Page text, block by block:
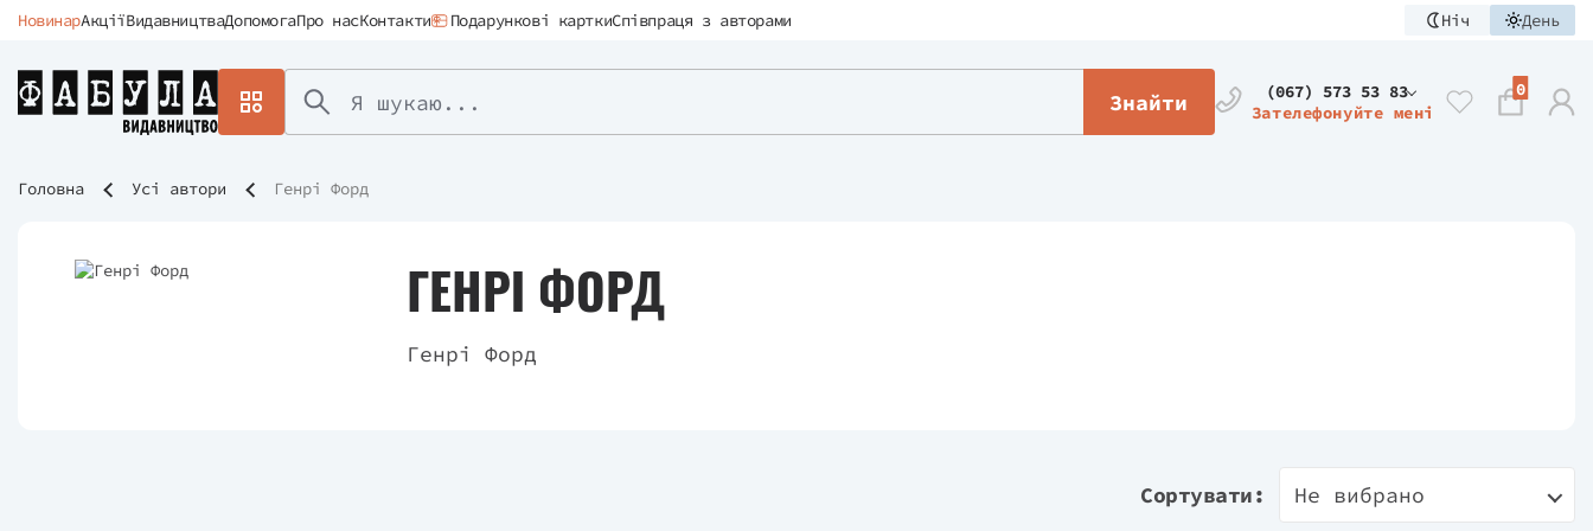
НовинарАкціїВидавництваДопомогаПро насКонтакти Подарункові карткиСпівпраця з авторами Ніч День
Знайти
(067) 573 53 83
Зателефонуйте мені
0
Головна Усі автори Генрі Форд
ГЕНРІ ФОРД
Генрі Форд
Сортувати: Не вибрано